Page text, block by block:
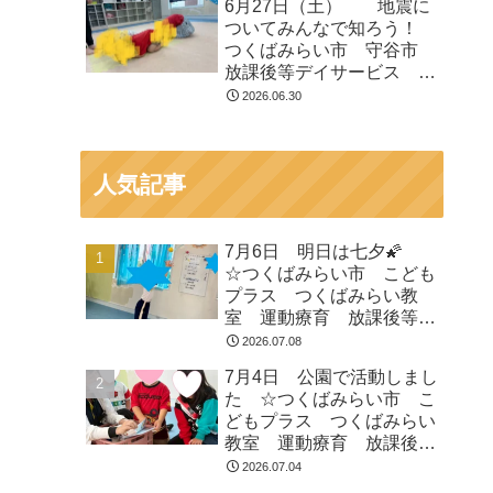
等デイサービス 受給者証
6月27日（土） 地震に
ついてみんなで知ろう！
つくばみらい市 守谷市
放課後等デイサービス 運
動遊び 療育 受給者証
2026.06.30
人気記事
7月6日 明日は七夕🌠
☆つくばみらい市 こども
プラス つくばみらい教
室 運動療育 放課後等デ
イサービス 発達支援 受
2026.07.08
7月4日 公園で活動しまし
た ☆つくばみらい市 こ
どもプラス つくばみらい
教室 運動療育 放課後等
デイサービス 発達支援
2026.07.04